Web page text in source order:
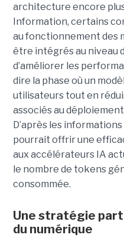
architecture encore
Information, certains
au fonctionnement des
être intégrés au niveau
d’améliorer les
dire la phase où un
utilisateurs tout en
associés au
D’après les
pourrait offrir une
aux accélérateurs IA
le nombre de tokens
consommée.
Une stratégie
du numérique